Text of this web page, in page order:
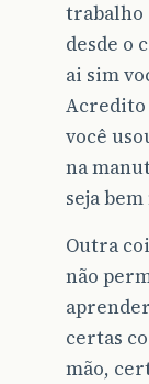
trabalho
desde o
ai sim
Acredito
você
na
seja
Outra
não
certas
mão,